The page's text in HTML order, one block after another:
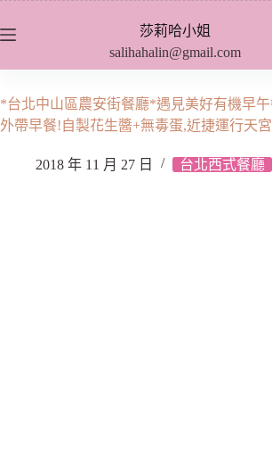
至
內
容
莎莉哈小姐
salihahalin@gmail.com
*台北中山區農安街餐廳*遇見美好有機早
外帶早餐!自製花生醬+無毒蛋,近捷運行天
2018 年 11 月 27 日 台北西式餐廳